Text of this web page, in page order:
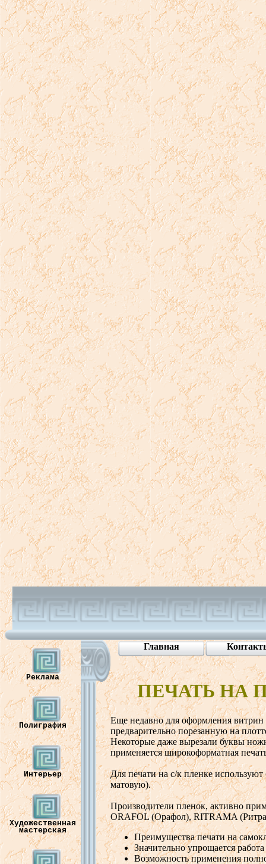
Реклама
Полиграфия
Интерьер
Художественная
мастерская
Главная
ПЕЧАТЬ НА
Еще недавнодляоформлениявитрин
предварительно порезанную на
Некоторые дажевырезали буквы
применяется широкоформатная
Дляпечати нас/к пленке используют
матовую).
Производители пленок, активно
ORAFOL(Орафол),RITRAMA (
Преимуществапечати на
Значительно упрощается работа
Возможность применения